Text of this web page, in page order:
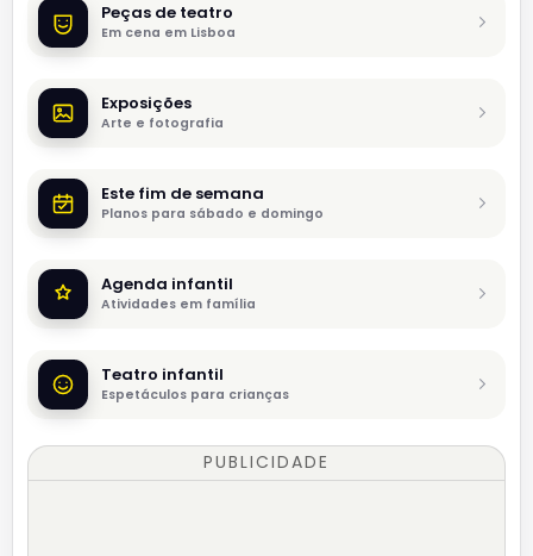
Peças de teatro
Em cena em Lisboa
Exposições
Arte e fotografia
Este fim de semana
Planos para sábado e domingo
Agenda infantil
Atividades em família
Teatro infantil
Espetáculos para crianças
PUBLICIDADE